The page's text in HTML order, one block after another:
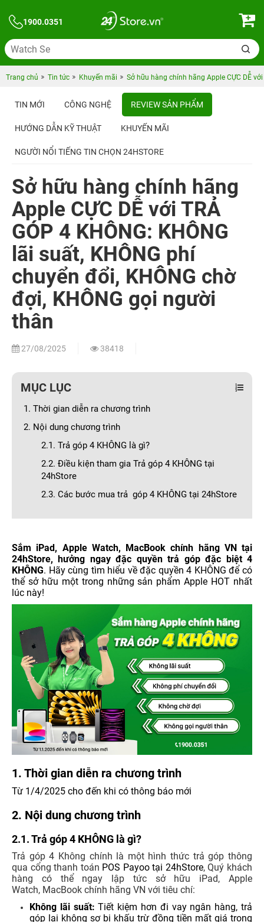
1900.0351
Trang chủ Tin tức Khuyến mãi Sở hữu hàng chính hãng Apple CỰC DỄ
TIN MỚI CÔNG NGHỆ REVIEW SẢN PHẨM
HƯỚNG DẪN KỸ THUẬT KHUYẾN MÃI
NGƯỜI NỔI TIẾNG TIN CHỌN 24HSTORE
Sở hữu hàng chính hãng
Apple CỰC DỄ với TRẢ
GÓP 4 KHÔNG: KHÔNG
lãi suất, KHÔNG phí
chuyển đổi, KHÔNG chờ
đợi, KHÔNG gọi người
thân
27/08/2025 38418
MỤC LỤC
1. Thời gian diễn ra chương trình
2. Nội dung chương trình
2.1. Trả góp 4 KHÔNG là gì?
2.2. Điều kiện tham gia Trả góp 4 KHÔNG tại
24hStore
2.3. Các bước mua trả góp 4 KHÔNG tại 24hStore
Sắm iPad, Apple Watch, MacBook chính hãng VN tại
24hStore, hưởng ngay đặc quyền trả góp đặc biệt 4
KHÔNG. Hãy cùng tìm hiểu về đặc quyền 4 KHÔNG để có
thể sở hữu một trong những sản phẩm Apple HOT nhất
lúc này!
1. Thời gian diễn ra chương trình
Từ 1/4/2025 cho đến khi có thông báo mới
2. Nội dung chương trình
2.1. Trả góp 4 KHÔNG là gì?
Trả góp 4 Không chính là một hình thức trả góp thông
qua cổng thanh toán POS Payoo tại 24hStore, Quý khách
hàng có thể ngay lập tức sở hữu iPad, Apple
Watch, MacBook chính hãng VN với tiêu chí:
Không lãi suất:Tiết kiệm hơn đi vay ngân hàng, trả
góp lại không sợ bị khấu trừ đồng tiền mất giá trong